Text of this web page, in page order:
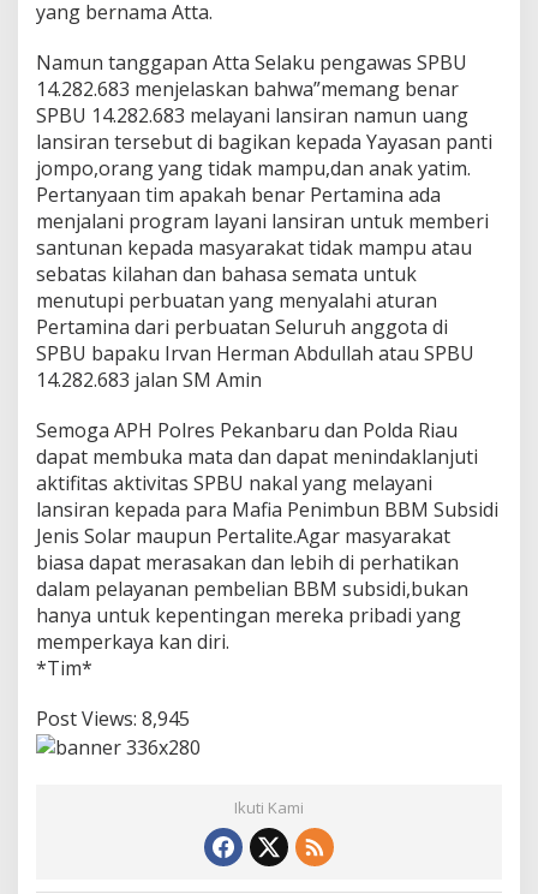
r
B
B
M
S
u
s
i
d
i
e
n
i
s
o
a
r
A
P
T
u
t
u
yang bernama Atta.
Namun tanggapan Atta Selaku pengawas SPBU
14.282.683 menjelaskan bahwa”memang benar
SPBU 14.282.683 melayani lansiran namun uang
lansiran tersebut di bagikan kepada Yayasan panti
jompo,orang yang tidak mampu,dan anak yatim.
Pertanyaan tim apakah benar Pertamina ada
menjalani program layani lansiran untuk memberi
santunan kepada masyarakat tidak mampu atau
sebatas kilahan dan bahasa semata untuk
menutupi perbuatan yang menyalahi aturan
Pertamina dari perbuatan Seluruh anggota di
SPBU bapaku Irvan Herman Abdullah atau SPBU
14.282.683 jalan SM Amin
Semoga APH Polres Pekanbaru dan Polda Riau
dapat membuka mata dan dapat menindaklanjuti
aktifitas aktivitas SPBU nakal yang melayani
lansiran kepada para Mafia Penimbun BBM Subsidi
Jenis Solar maupun Pertalite.Agar masyarakat
biasa dapat merasakan dan lebih di perhatikan
dalam pelayanan pembelian BBM subsidi,bukan
hanya untuk kepentingan mereka pribadi yang
memperkaya kan diri.
*Tim*
Post Views: 8,945
Ikuti Kami